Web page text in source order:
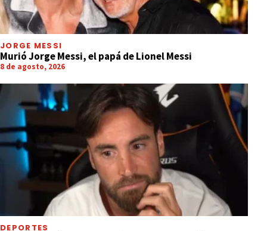
JORGE MESSI
Murió Jorge Messi, el papá de Lionel Messi
8 de agosto, 2026
DEPORTES